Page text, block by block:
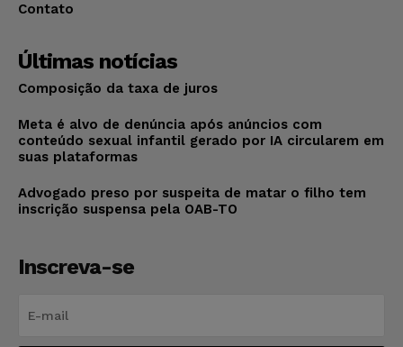
Contato
Últimas notícias
Composição da taxa de juros
Meta é alvo de denúncia após anúncios com
conteúdo sexual infantil gerado por IA circularem em
suas plataformas
Advogado preso por suspeita de matar o filho tem
inscrição suspensa pela OAB-TO
Inscreva-se